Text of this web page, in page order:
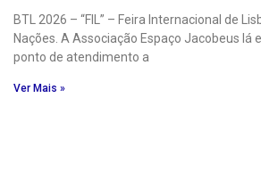
BTL 2026 – “FIL” – Feira Internacional de
Nações. A Associação Espaço Jacobeus lá
ponto de atendimento a
Ver Mais »